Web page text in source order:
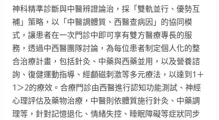
神科精準診斷與中醫辨證論治，採「雙軌並行、優勢互
補」策略，以「中醫調體質、西醫查病因」的協同模
式，讓患者在一次門診中即可享有雙方醫療專長的服
務，透過中西醫團隊討論，為每位患者制定個人化的整
合治療計畫，包括針灸、中藥與西藥並用，以及營養諮
詢、復健運動指導、經顱磁刺激等多元療法，以達到1＋
1＞2的療效。合療門診由西醫進行認知功能測試、神經
心理評估及藥物治療，中醫則依體質施行針灸、中藥調
理等，針對記憶退化、情緒失控、睡眠障礙等症狀同步